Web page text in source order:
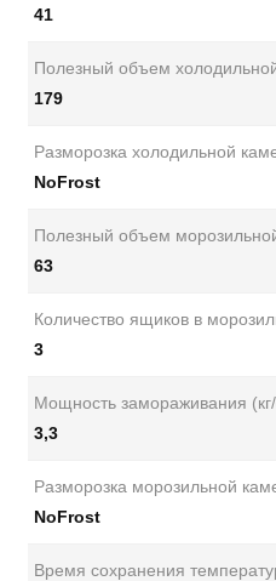
41
Полезный объем
179
Разморозка холодильной
NoFrost
Полезный объем
63
Количество ящиков в
3
Мощность замораживания (кг/
3,3
Разморозка морозильной
NoFrost
Время сохранения